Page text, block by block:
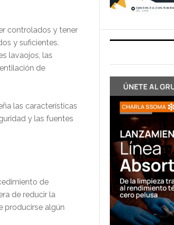
controlados y tener
y suficientes.
lavaojos, las
de
las características
y las fuentes
de
de reducir la
producirse algún